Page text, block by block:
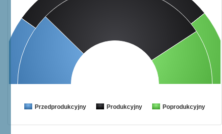
Przedprodukcyjny Produkcyjny Poprodukcyjny